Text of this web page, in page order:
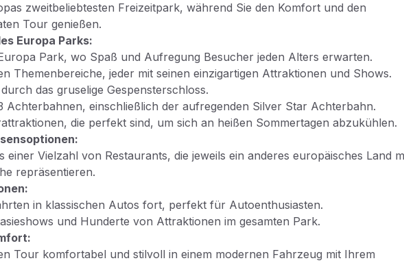
zweitbeliebtesten Freizeitpark, während Sie den Komfort und den
Tour genießen.
Europa Parks:
Park, wo Spaß und Aufregung Besucher jeden Alters erwarten.
Themenbereiche, jeder mit seinen einzigartigen Attraktionen und Shows.
das gruselige Gespensterschloss.
Achterbahnen, einschließlich der aufregenden Silver Star Achterbahn.
die perfekt sind, um sich an heißen Sommertagen abzukühlen.
einer Vielzahl von Restaurants, die jeweils ein anderes europäisches Land
repräsentieren.
in klassischen Autos fort, perfekt für Autoenthusiasten.
und Hunderte von Attraktionen im gesamten Park.
Tour komfortabel und stilvoll in einem modernen Fahrzeug mit Ihrem